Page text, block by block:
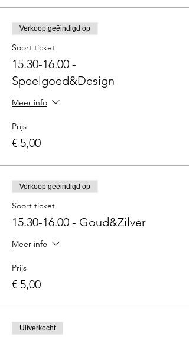
Verkoop geëindigd op
Soort ticket
15.30-16.00 -
Speelgoed&Design
Meer info
Prijs
€ 5,00
Verkoop geëindigd op
Soort ticket
15.30-16.00 - Goud&Zilver
Meer info
Prijs
€ 5,00
Uitverkocht